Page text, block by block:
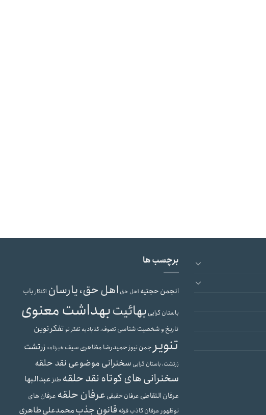
برچسب ها
انجمن حجتیه اهل حق اهل حق، یارسان اکنکارباب
باستان گرایی بهائیتبهداشت معنوی
تاریخ و شخصیت شناسی تصوف، گنابادیه تفکر نوتفکر نوین
تنویر جمن نیوزحمیدرضا مظاهری سیفخبرنامهزرتشت
زرتشت، باستان گرایی سخنرانی موضوعی نقد حلقه
سخنرانی های کوتاه نقد حلقه طنزعبدالبها
عرفان التقاطی عرفان حقیقی عرفان حلقه عرفان های
نوظهورعرفان کاذبفرقه قانون جذبمحمدعلی طاهری